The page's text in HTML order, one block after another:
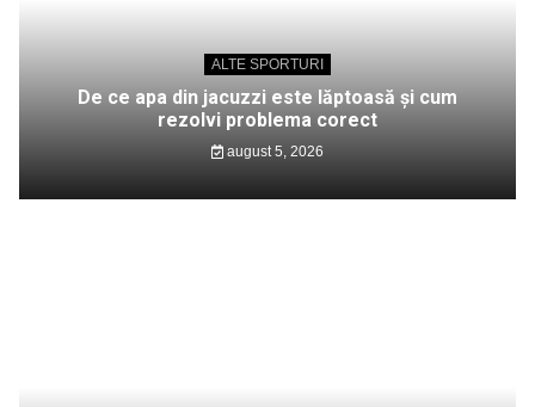
ALTE SPORTURI
De ce apa din jacuzzi este lăptoasă și cum
rezolvi problema corect
august 5, 2026